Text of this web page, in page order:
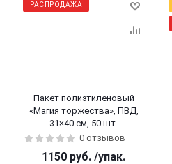
РАСПРОДАЖА
Пакет полиэтиленовый
«Магия торжества», ПВД,
31×40 см, 50 шт.
0 отзывов
1150 руб. /упак.